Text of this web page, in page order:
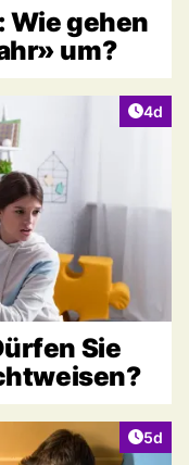
Wie gehen
um?
4d
Sie
5d